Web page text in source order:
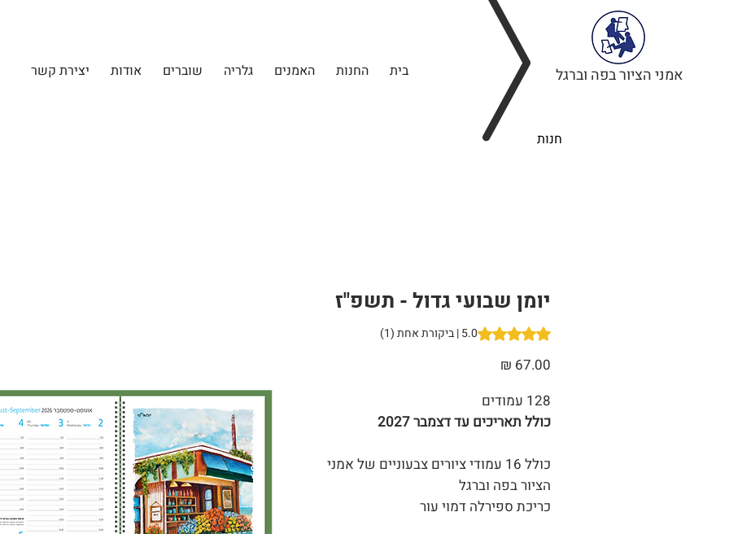
בית החנות האמנים גלריה שוברים אודות יצירת קשר אמני הציור בפה וברגל
חנות
יומן שבועי גדול - תשפ"ז
Rating is 5.0 out of five stars based on 1 review
5.0 | ביקורת אחת (1)
128 עמודים
כולל תאריכים עד דצמבר 2027
כולל 16 עמודי ציורים צבעוניים של אמני
הציור בפה וברגל
כריכת ספירלה דמוי עור